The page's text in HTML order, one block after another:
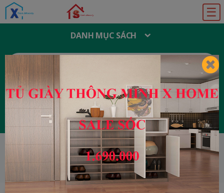
☰
DANH MỤC SÁCH
T
M
I
M
Đăng ký Đăng nhập
HOME Tâm Lý - Kỹ Năng Sống
Mặt Phải -
Đi Tìm Những Cơ Hội Tiềm Ẩn Trong Cuộc Sống